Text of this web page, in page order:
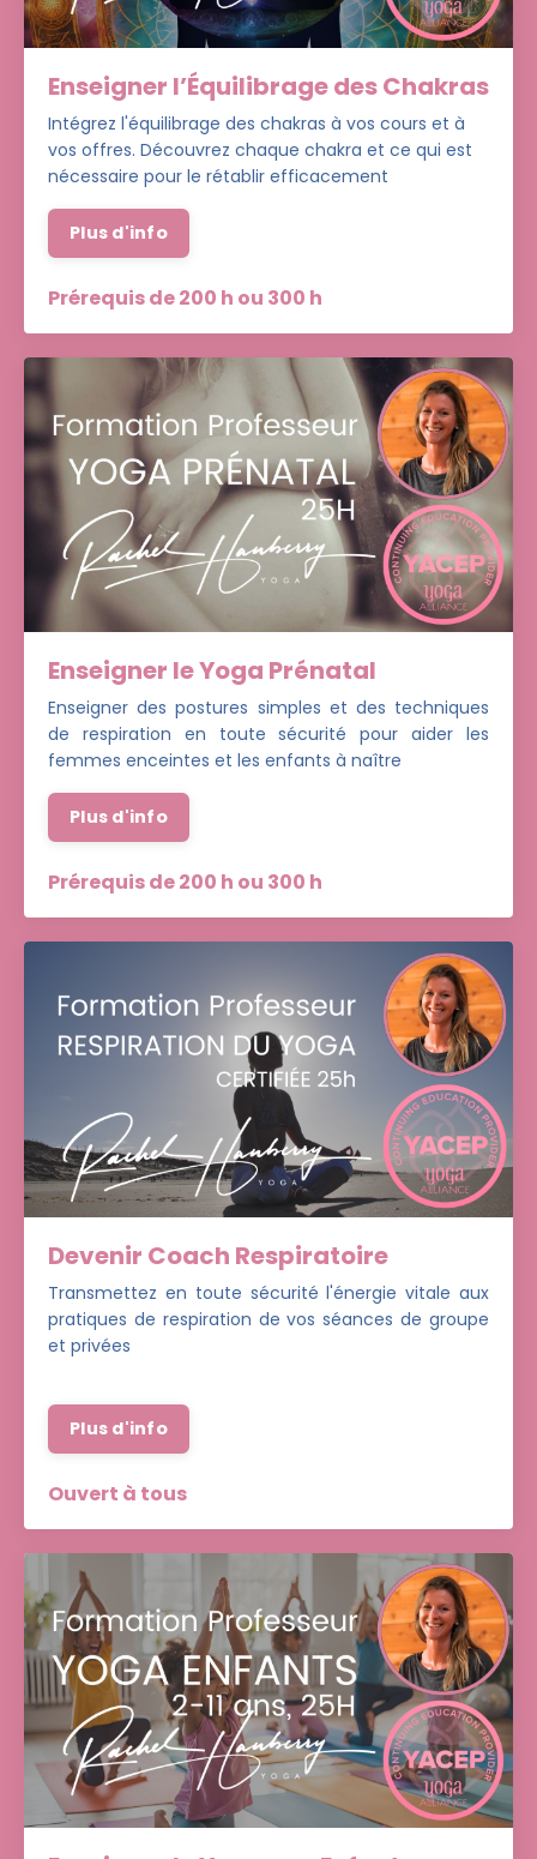
Enseigner l’Équilibrage des Chakras
Intégrez l'équilibrage des chakras à vos cours et à
vos offres. Découvrez chaque chakra et ce qui est
nécessaire pour le rétablir efficacement
Plus d'info
Prérequis de 200 h ou 300 h
Enseigner le Yoga Prénatal
Enseigner des postures simples et des techniques
de respiration en toute sécurité pour aider les
femmes enceintes et les enfants à naître
Plus d'info
Prérequis de 200 h ou 300 h
Devenir Coach Respiratoire
Transmettez en toute sécurité l'énergie vitale aux
pratiques de respiration de vos séances de groupe
et privées
Plus d'info
Ouvert à tous